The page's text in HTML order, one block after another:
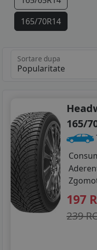
165/70R14
175/60R14
185/60R14
185/65R14
185/70R14
195/65R14
115/70R15
Sortare dupa
165/
197
239